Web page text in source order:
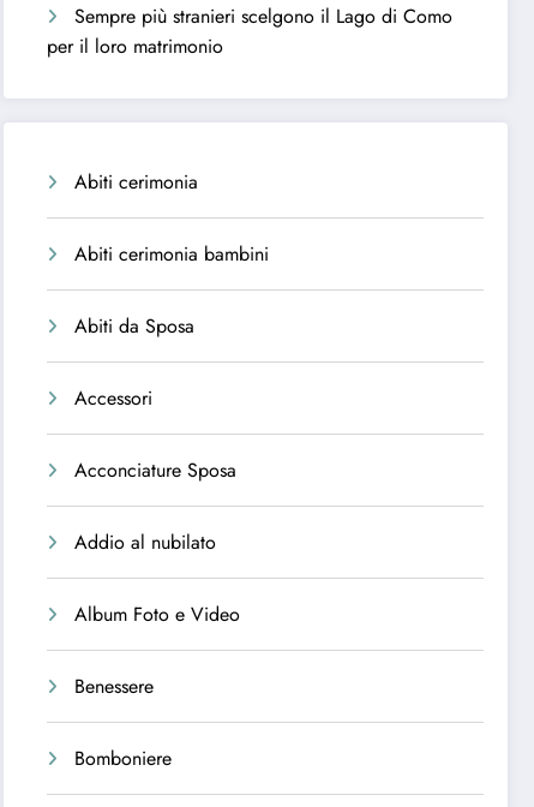
Sempre più stranieri scelgono il Lago di Como
per il loro matrimonio
Abiti cerimonia
Abiti cerimonia bambini
Abiti da Sposa
Accessori
Acconciature Sposa
Addio al nubilato
Album Foto e Video
Benessere
Bomboniere